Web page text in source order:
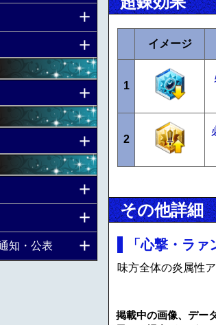
イメージ
1
2
その他詳細
「心撃・ラァ
味方全体の炎属性
掲載中の画像、デー
知・公表